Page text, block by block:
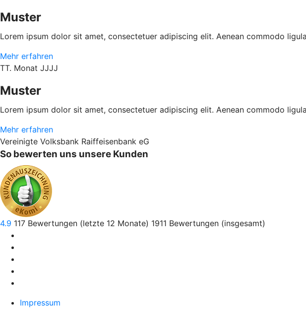
Muster
Lorem ipsum dolor sit amet, consectetuer adipiscing elit. Aenean commodo
Mehr erfahren
TT. Monat JJJJ
Muster
Lorem ipsum dolor sit amet, consectetuer adipiscing elit. Aenean commodo
Mehr erfahren
Vereinigte Volksbank Raiffeisenbank eG
So bewerten uns unsere Kunden
4.9 117 Bewertungen (letzte 12 Monate) 1911 Bewertungen (insgesamt)
Impressum